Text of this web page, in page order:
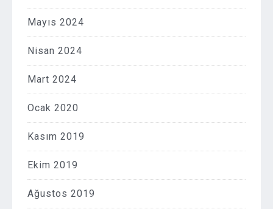
Mayıs 2024
Nisan 2024
Mart 2024
Ocak 2020
Kasım 2019
Ekim 2019
Ağustos 2019